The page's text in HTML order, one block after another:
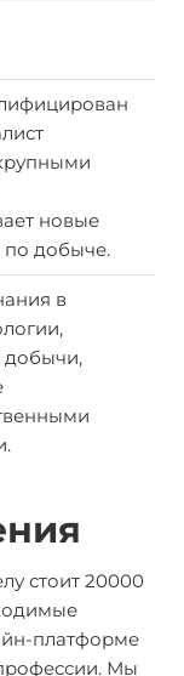
новые
по добыче.
в
добычи,
стоит 20000
платформе
Мы